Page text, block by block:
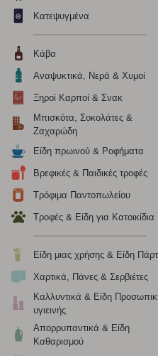
Κατεψυγμένα
Κάβα
Αναψυκτικά, Νερά & Χυμοί
Ξηροί Καρποί & Σνακ
Μπισκότα, Σοκολάτες &
Ζαχαρώδη
Είδη πρωινού & Ροφήματα
Βρεφικές & Παιδικές τροφές
Τρόφιμα Παντοπωλείου
Τροφές & Είδη για Κατοικίδια
Είδη μιας χρήσης & Είδη
Χαρτικά, Πάνες & Σερβιέτες
Καλλυντικά & Είδη
υγιεινής
Απορρυπαντικά & Είδη
Καθαρισμού
Cookies
Η συγκεκριμένη
για τη
το πρόγραμμα
Cookies
Η συγκεκριμένη
να γνωρίζουμε
τα cookies είναι
Απολύτως
Η συγκεκριμένη
αποκλείει ή να